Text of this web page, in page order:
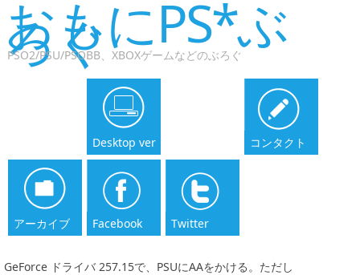
おもにPS*ぶ
ろぐ
PSO2/PSU/PSOBB、XBOXゲームなどのぶろぐ
Desktop ver コンタクト
アーカイブ Facebook Twitter
GeForce ドライバ 257.15で、PSUにAAをかける。ただし